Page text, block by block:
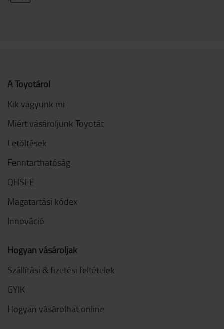
A Toyotáról
Kik vagyunk mi
Miért vásároljunk Toyotát
Letöltések
Fenntarthatóság
QHSEE
Magatartási kódex
Innováció
Hogyan vásároljak
Szállítási & fizetési feltételek
GYIK
Hogyan vásárolhat online